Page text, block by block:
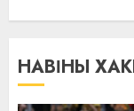
НАВІНЫ